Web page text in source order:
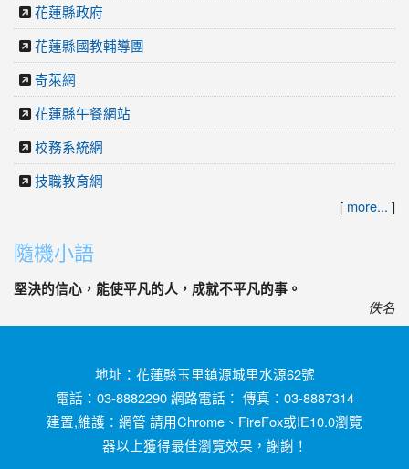
花蓮縣政府
花蓮縣國教輔導團
奇萊網
花蓮縣午餐網站
校務系統網
技職教育網
[ more... ]
隨機小語
堅決的信心，能使平凡的人，成就不平凡的事。
佚名
地址：花蓮縣玉里鎮源城里水源62號
電話：03-8882290 網路電話： 傳真：03-8887314
建置,維護： 網管 請用Chrome 、 FireFox或IE10.0瀏覽
器以上獲得最佳瀏覽效果，謝謝！